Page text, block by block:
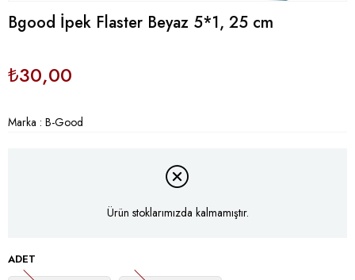
Bgood İpek Flaster Beyaz 5*1, 25 cm
₺30,00
Marka : B-Good
Ürün stoklarımızda kalmamıştır.
ADET